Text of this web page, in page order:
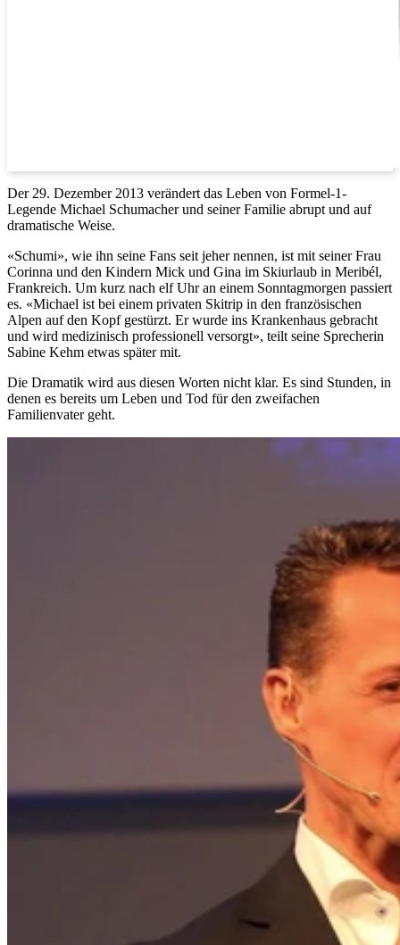
Der 29. Dezember 2013 verändert das Leben von Formel-1-
Legende Michael Schumacher und seiner Familie abrupt und auf
dramatische Weise.
«Schumi», wie ihn seine Fans seit jeher nennen, ist mit seiner Frau
Corinna und den Kindern Mick und Gina im Skiurlaub in Meribél,
Frankreich. Um kurz nach elf Uhr an einem Sonntagmorgen passiert
es. «Michael ist bei einem privaten Skitrip in den französischen
Alpen auf den Kopf gestürzt. Er wurde ins Krankenhaus gebracht
und wird medizinisch professionell versorgt», teilt seine Sprecherin
Sabine Kehm etwas später mit.
Die Dramatik wird aus diesen Worten nicht klar. Es sind Stunden, in
denen es bereits um Leben und Tod für den zweifachen
Familienvater geht.